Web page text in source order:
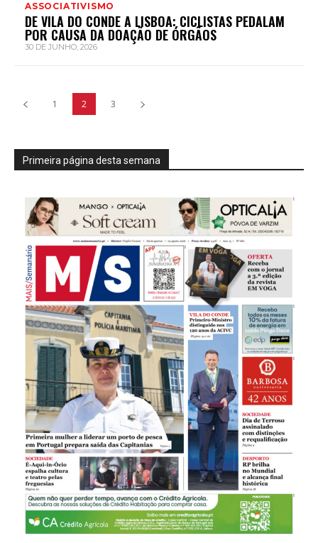
ASSOCIATIVISMO
DE VILA DO CONDE A LISBOA: CICLISTAS PEDALAM
POR CAUSA DA DOAÇÃO DE ÓRGÃOS
30 DE JUNHO, 2026
1 2 3
Primeira página desta semana